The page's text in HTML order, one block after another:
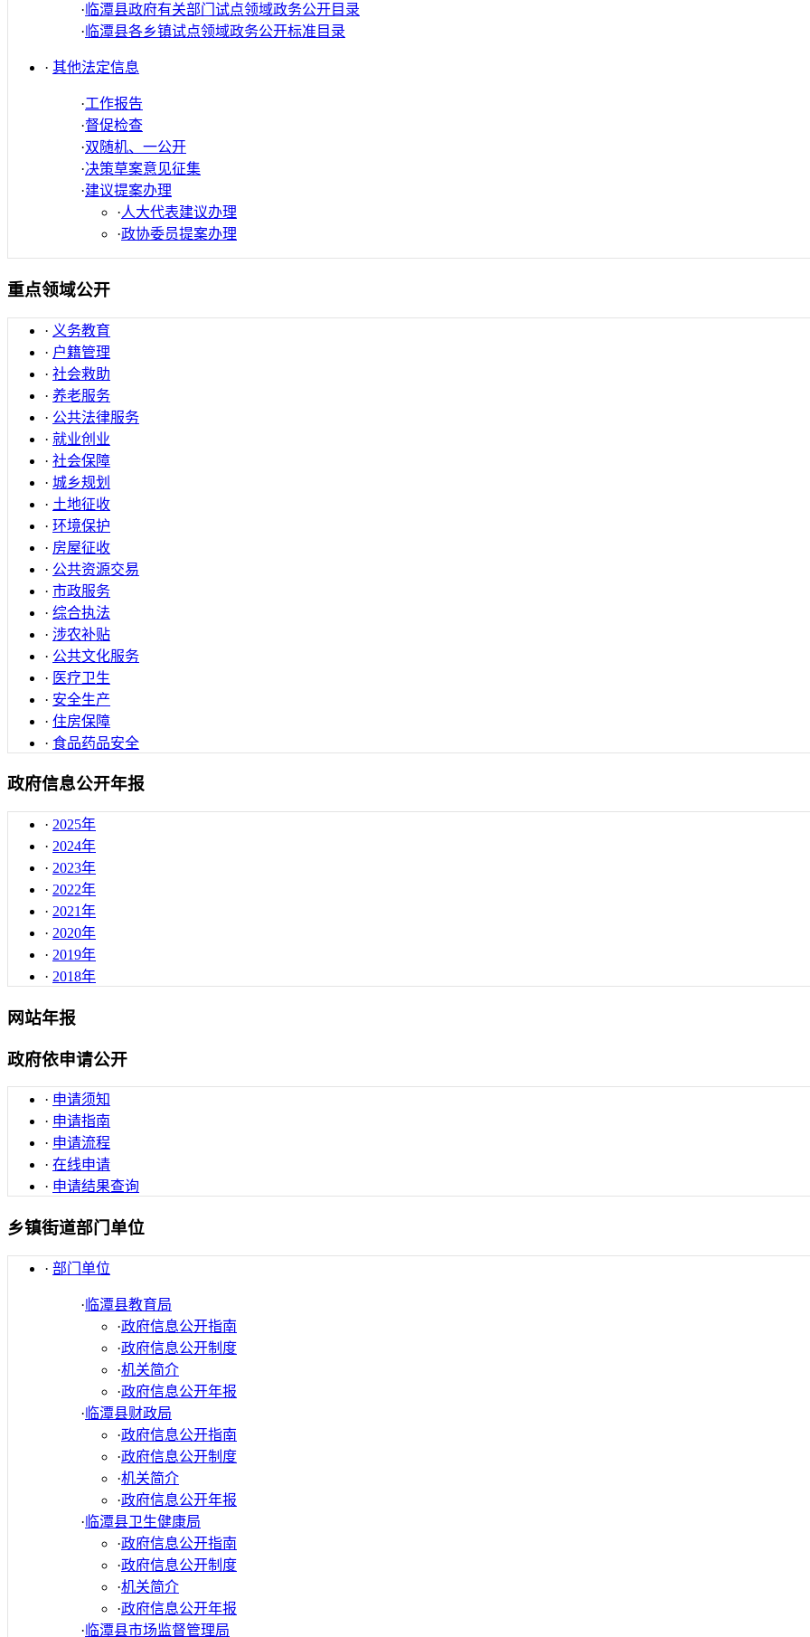
· 临潭县政府有关部门试点领域政务公开目录
· 临潭县各乡镇试点领域政务公开标准目录
· 其他法定信息
·工作报告
·督促检查
·双随机、一公开
·决策草案意见征集
·建议提案办理
·人大代表建议办理
·政协委员提案办理
重点领域公开
· 义务教育
· 户籍管理
· 社会救助
· 养老服务
· 公共法律服务
· 就业创业
· 社会保障
· 城乡规划
· 土地征收
· 环境保护
· 房屋征收
· 公共资源交易
· 市政服务
· 综合执法
· 涉农补贴
· 公共文化服务
· 医疗卫生
· 安全生产
· 住房保障
· 食品药品安全
政府信息公开年报
· 2025年
· 2024年
· 2023年
· 2022年
· 2021年
· 2020年
· 2019年
· 2018年
网站年报
政府依申请公开
· 申请须知
· 申请指南
· 申请流程
· 在线申请
· 申请结果查询
乡镇街道部门单位
· 部门单位
· 临潭县教育局
·政府信息公开指南
·政府信息公开制度
·机关简介
·政府信息公开年报
· 临潭县财政局
·政府信息公开指南
·政府信息公开制度
·机关简介
·政府信息公开年报
· 临潭县卫生健康局
·政府信息公开指南
·政府信息公开制度
·机关简介
·政府信息公开年报
· 临潭县市场监督管理局